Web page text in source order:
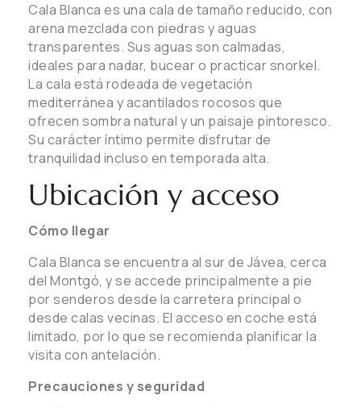
Cala Blanca es una cala de tamaño reducido, con
arena mezclada con piedras y aguas
transparentes. Sus aguas son calmadas,
ideales para nadar, bucear o practicar snorkel.
La cala está rodeada de vegetación
mediterránea y acantilados rocosos que
ofrecen sombra natural y un paisaje pintoresco.
Su carácter íntimo permite disfrutar de
tranquilidad incluso en temporada alta.
Ubicación y acceso
Cómo llegar
Cala Blanca se encuentra al sur de Jávea, cerca
del Montgó, y se accede principalmente a pie
por senderos desde la carretera principal o
desde calas vecinas. El acceso en coche está
limitado, por lo que se recomienda planificar la
visita con antelación.
Precauciones y seguridad